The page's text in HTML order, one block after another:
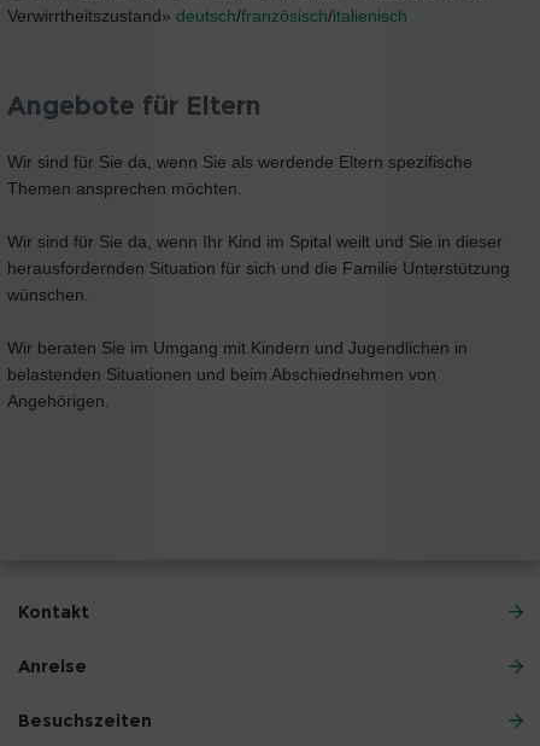
Verwirrtheitszustand» deutsch/französisch/italienisch
Angebote für Eltern
Wir sind für Sie da, wenn Sie als werdende Eltern spezifische
Themen ansprechen möchten.
Wir sind für Sie da, wenn Ihr Kind im Spital weilt und Sie in dieser
herausfordernden Situation für sich und die Familie Unterstützung
wünschen.
Wir beraten Sie im Umgang mit Kindern und Jugendlichen in
belastenden Situationen und beim Abschiednehmen von
Angehörigen.
Kontakt
Anreise
Besuchszeiten